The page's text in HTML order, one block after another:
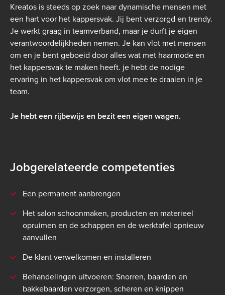
Kreatos is steeds op zoek naar dynamische mensen met
een hart voor het kappersvak. Jij bent verzorgd en trendy.
Je werkt graag in teamverband, maar je durft je eigen
verantwoordelijkheden nemen. Je kan vlot met mensen
om en je bent geboeid door alles wat met haarmode en
het kappersvak te maken heeft. je hebt de nodige
ervaring in het kappersvak om vlot mee te draaien in je
team.
Je hebt een rijbewijs en bezit een eigen wagen.
Jobgerelateerde competenties
Een permanent aanbrengen
Het salon schoonmaken, producten en materieel
opruimen en de schappen en de werktafel opnieuw
aanvullen
De klant verwelkomen en installeren
Behandelingen uitvoeren: Snorren, baarden en
bakkebaarden verzorgen, scheren en knippen